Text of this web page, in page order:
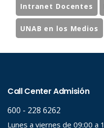
Intranet Docentes
UNAB en los Medios